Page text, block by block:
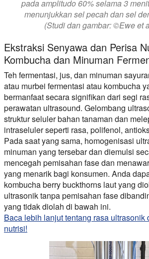
pada amplitudo 60% selama 3
menunjukkan sel pecah dan sel
(Studi dan gambar: ©Ewe et
Ekstraksi Senyawa dan Perisa
Kombucha dan Minuman
Teh fermentasi, jus, dan minuman
atau murbei fermentasi atau kombucha
bermanfaat secara signifikan dari segi
perawatan ultrasound. Gelombang
struktur seluler bahan tanaman dan
intraseluler seperti rasa, polifenol,
Pada saat yang sama, homogenisasi
minuman yang tersebar dan diemulsi
mencegah pemisahan fase dan
yang menarik bagi konsumen. Anda
kombucha berry buckthorns laut yang
ultrasonik tanpa pemisahan fase
yang tidak diolah di bawah ini.
Baca lebih lanjut tentang rasa ultrasonik
nutrisi!